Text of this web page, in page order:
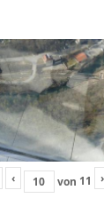
‹ von 11 ›